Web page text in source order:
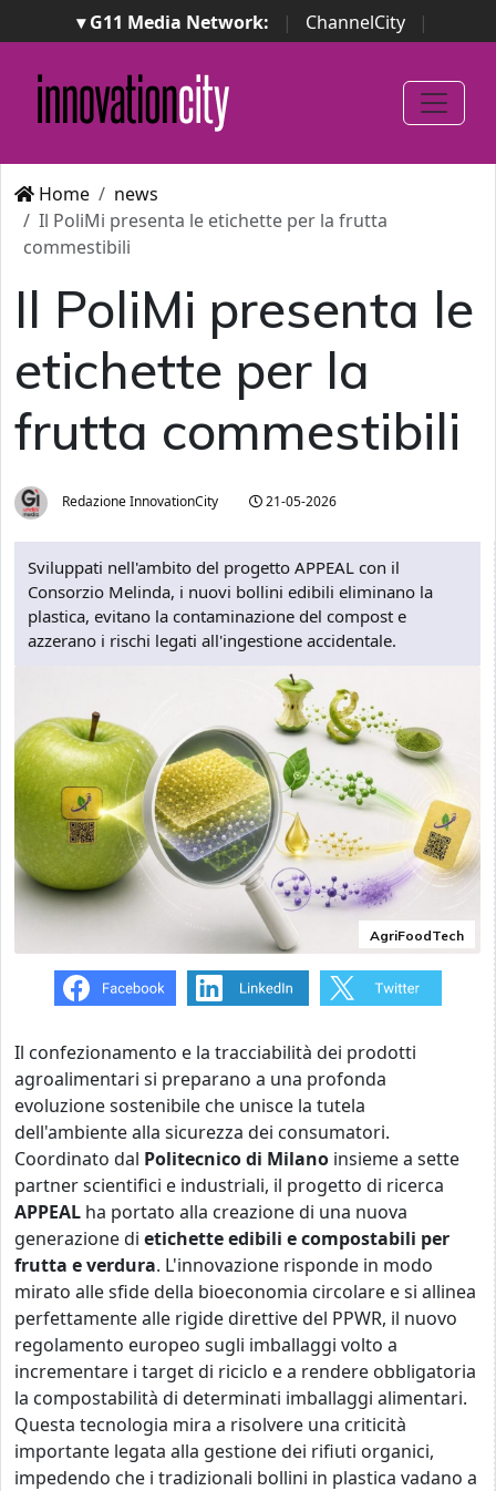
▾ G11 Media Network: | ChannelCity
|
ImpresaCity | SecurityOpenLab | Italian Channel
Awards
Italian Project Awards
Italian Security
Awards
Home
news
Il PoliMi presenta le etichette per la frutta
commestibili
Il PoliMi presenta le
etichette per la
frutta commestibili
Redazione InnovationCity 21-05-2026
Sviluppati nell'ambito del progetto APPEAL con il
Consorzio Melinda, i nuovi bollini edibili eliminano la
plastica, evitano la contaminazione del compost e
azzerano i rischi legati all'ingestione accidentale.
AgriFoodTech
Il confezionamento e la tracciabilità dei prodotti
agroalimentari si preparano a una profonda
evoluzione sostenibile che unisce la tutela
dell'ambiente alla sicurezza dei consumatori.
Coordinato dal Politecnico di Milano insieme a sette
partner scientifici e industriali, il progetto di ricerca
APPEAL ha portato alla creazione di una nuova
generazione di etichette edibili e compostabili per
frutta e verdura. L'innovazione risponde in modo
mirato alle sfide della bioeconomia circolare e si allinea
perfettamente alle rigide direttive del PPWR, il nuovo
regolamento europeo sugli imballaggi volto a
incrementare i target di riciclo e a rendere obbligatoria
la compostabilità di determinati imballaggi alimentari.
Questa tecnologia mira a risolvere una criticità
importante legata alla gestione dei rifiuti organici,
impedendo che i tradizionali bollini in plastica vadano a